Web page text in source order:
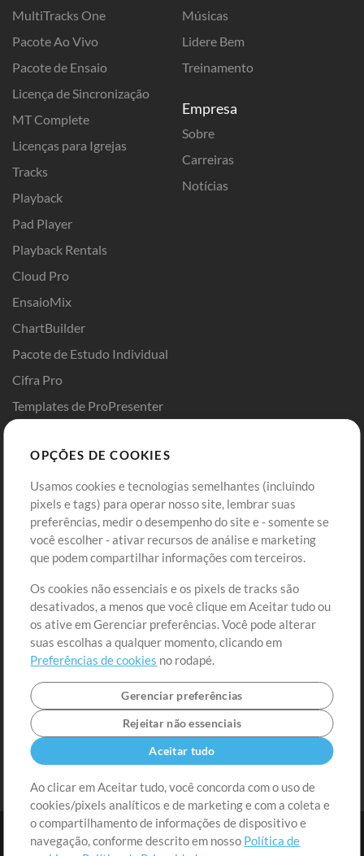
MultiTracks One
Pacote Ao Vivo
Pacote de Ensaio
Licença de Sincronização
MT Complete
Licenças para Igrejas
Tracks
Playback
Pad Player
Playback Rentals
Cloud Pro
EnsaioMix
ChartBuilder
Pacote de Estudo Individual
Cifra Pro
Templates de ProPresenter
Músicas
Lidere Bem
Treinamento
Empresa
Sobre
Carreiras
Notícias
Comprar Créditos
Conteúdo Grátis
Solicite uma Música
Extras
Sessões
Envie seu conteúdo
Playlist
MT Conference
Entre
Cadastre-se
Ir ao carrinho
OPÇÕES DE COOKIES
Usamos cookies e tecnologias semelhantes (incluindo
pixels e tags) para operar nosso site, lembrar suas
preferências, medir o desempenho do site e - somente se
você escolher - ativar recursos de análise e marketing
que podem compartilhar informações com terceiros.
Os cookies não essenciais e os pixels de tracks são
desativados, a menos que você clique em Aceitar tudo ou
os ative em Gerenciar preferências. Você pode alterar
suas escolhas a qualquer momento, clicando em
Preferências de cookies no rodapé.
Gerenciar preferências
Rejeitar não essenciais
Aceitar tudo
Ao clicar em Aceitar tudo, você concorda com o uso de
cookies/pixels analíticos e de marketing e com a coleta e
o compartilhamento de informações de dispositivo e
navegação, conforme descrito em nosso Política de